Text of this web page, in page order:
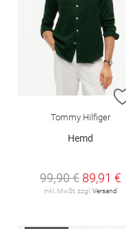
Tommy Hilfiger
Hemd
99,90 € 89,91 €
inkl. MwSt. zzgl. Versand